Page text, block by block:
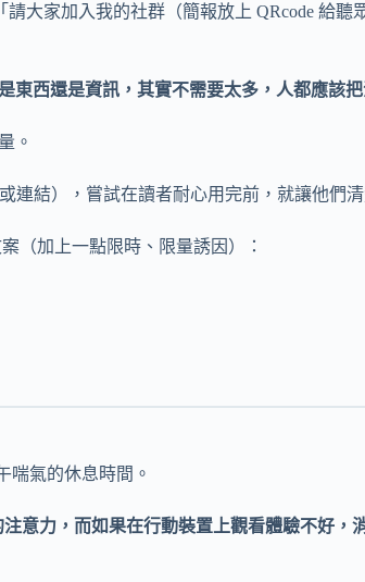
大家加入我的社群（簡報放上 QRcode 給
東西還是資訊，其實不需要太多，人都應該
。
結），嘗試在讀者耐心用完前，就讓他們
（加上一點限時、限量誘因）：
喘氣的休息時間。
意力，而如果在行動裝置上觀看體驗不好，